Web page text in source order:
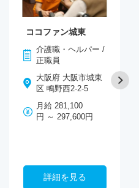
ココファン城東
介護職・ヘルパー /
正職員
大阪府 大阪市城東
区 鴫野西2-2-5
月給 281,100
円 ～ 297,600円
詳細を見る